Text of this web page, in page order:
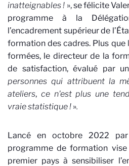
inatteignables ! », se félicite
programme à la
l’encadrement supérieur de
formation des cadres. Plus que
formées, le directeur de la
de satisfaction, évalué par
personnes qui attribuent la
ateliers, ce n'est plus une
vraie statistique ! ».
Lancé en octobre 2022
programme de formation
premier pays à sensibiliser